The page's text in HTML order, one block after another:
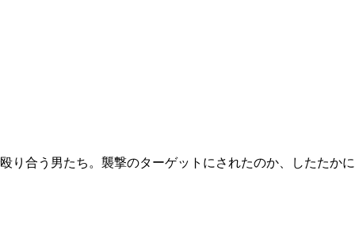
り合う男たち。襲撃のターゲットにされたのか、したたかに